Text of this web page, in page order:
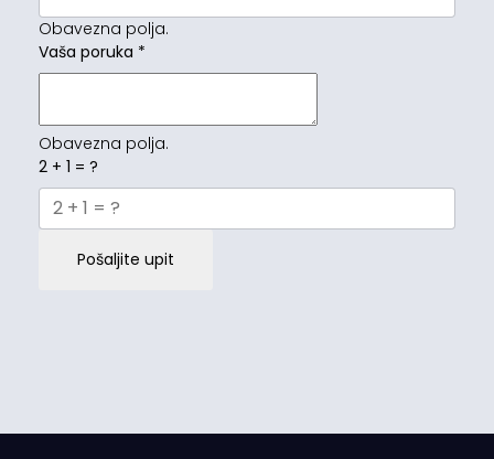
Obavezna polja.
Vaša poruka *
Obavezna polja.
2 + 1 = ?
Pošaljite upit